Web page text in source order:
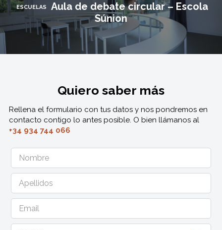
ESCUELAS
Aula de debate circular – Escola
Súnion
Quiero saber más
Rellena el formulario con tus datos y nos pondremos en
contacto contigo lo antes posible. O bien llámanos al
+34 934 744 066